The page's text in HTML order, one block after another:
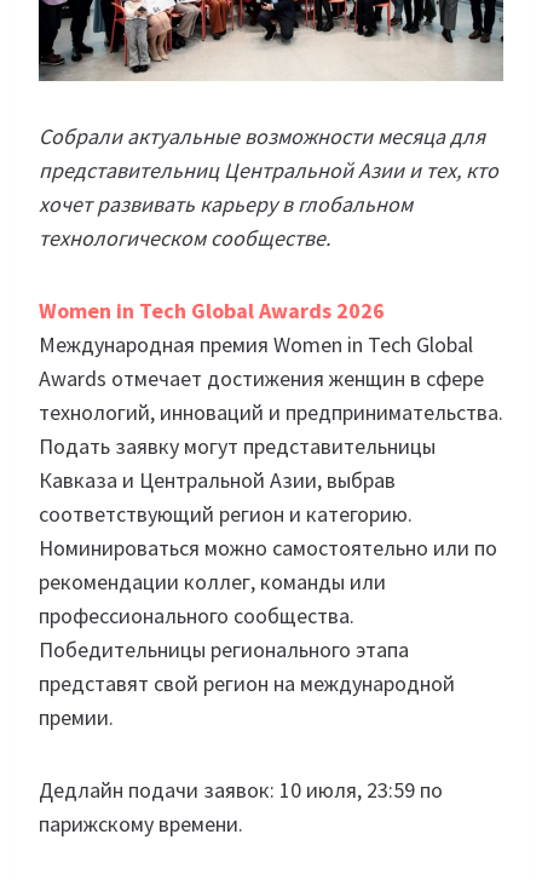
Собрали актуальные возможности месяца для
представительниц Центральной Азии и тех, кто
хочет развивать карьеру в глобальном
технологическом сообществе.
Women in Tech Global Awards 2026
Международная премия Women in Tech Global
Awards отмечает достижения женщин в сфере
технологий, инноваций и предпринимательства.
Подать заявку могут представительницы
Кавказа и Центральной Азии, выбрав
соответствующий регион и категорию.
Номинироваться можно самостоятельно или по
рекомендации коллег, команды или
профессионального сообщества.
Победительницы регионального этапа
представят свой регион на международной
премии.
Дедлайн подачи заявок: 10 июля, 23:59 по
парижскому времени.